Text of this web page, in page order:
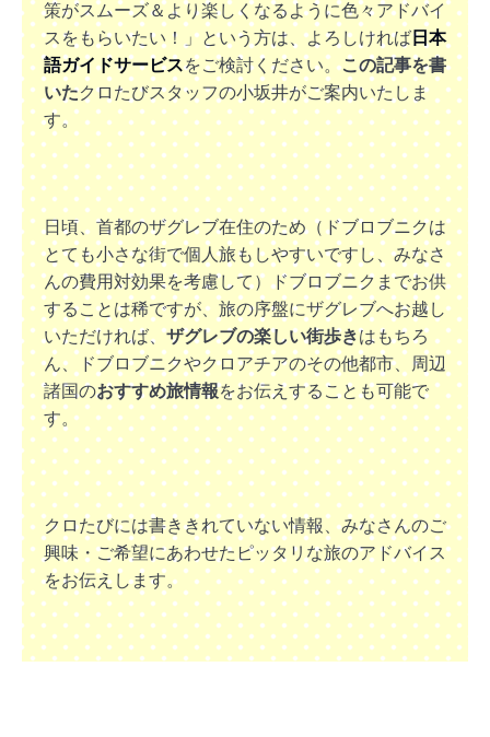
策がスムーズ＆より楽しくなるように色々アドバイ
スをもらいたい！」という方は、よろしければ日本
語ガイドサービスをご検討ください。この記事を書
いたクロたびスタッフの小坂井がご案内いたしま
す。
日頃、首都のザグレブ在住のため（ドブロブニクは
とても小さな街で個人旅もしやすいですし、みなさ
んの費用対効果を考慮して）ドブロブニクまでお供
することは稀ですが、旅の序盤にザグレブへお越し
いただければ、ザグレブの楽しい街歩きはもちろ
ん、ドブロブニクやクロアチアのその他都市、周辺
諸国のおすすめ旅情報をお伝えすることも可能で
す。
クロたびには書ききれていない情報、みなさんのご
興味・ご希望にあわせたピッタリな旅のアドバイス
をお伝えします。